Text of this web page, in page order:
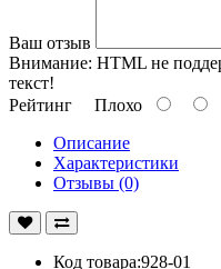
Ваш отзыв
Внимание: HTML не
текст!
Рейтинг Плохо
Описание
Характеристики
Отзывы (0)
Код товара:928-01